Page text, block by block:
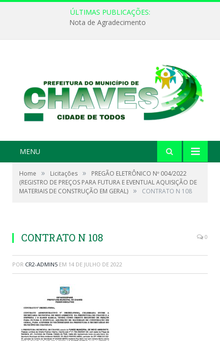
ÚLTIMAS PUBLICAÇÕES:
Nota de Agradecimento
MENU
Home » Licitações »
PREGÃO ELETRÔNICO Nº 004/2022
(REGISTRO DE PREÇOS PARA FUTURA E EVENTUAL AQUISIÇÃO DE
MATERIAIS DE CONSTRUÇÃO EM GERAL) » CONTRATO N 108
CONTRATO N 108 0
POR CR2-ADMIN5 EM 14 DE JULHO DE 2022